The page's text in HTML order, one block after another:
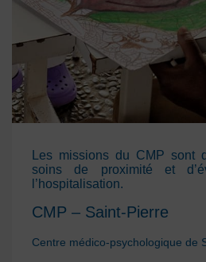
Les missions du CMP sont
soins de proximité et
l’hospitalisation.
CMP – Saint-Pierre
Centre médico-psychologique de